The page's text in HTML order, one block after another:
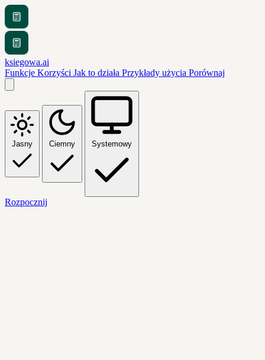
ksiegowa.ai
Funkcje Korzyści Jak to działa Przykłady użycia Porównaj
Jasny Ciemny Systemowy
Rozpocznij